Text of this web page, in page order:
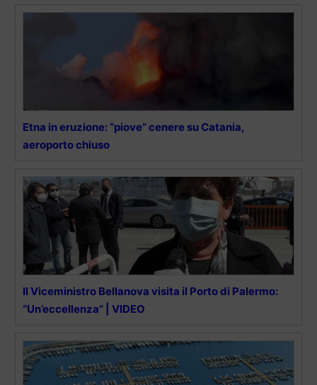
Etna in eruzione: “piove” cenere su Catania,
aeroporto chiuso
Il Viceministro Bellanova visita il Porto di Palermo:
“Un’eccellenza” | VIDEO